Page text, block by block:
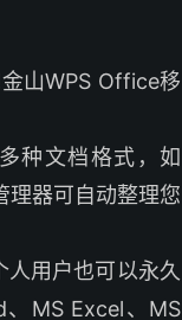
山WPS Office移
种文档格式，如
器可自动整理您
用户也可以永久
MS Excel、MS